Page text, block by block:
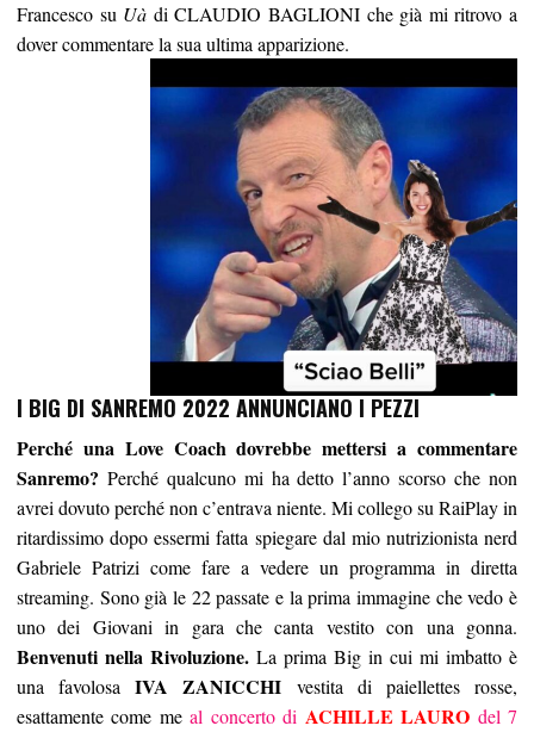
Francesco su Uà di CLAUDIO BAGLIONI che già mi ritrovo a
dover commentare la sua ultima apparizione.
I BIG DI SANREMO 2022 ANNUNCIANO I PEZZI
Perché una Love Coach dovrebbe mettersi a commentare
Sanremo? Perché qualcuno mi ha detto l’anno scorso che non
avrei dovuto perché non c’entrava niente. Mi collego su RaiPlay in
ritardissimo dopo essermi fatta spiegare dal mio nutrizionista nerd
Gabriele Patrizi come fare a vedere un programma in diretta
streaming. Sono già le 22 passate e la prima immagine che vedo è
uno dei Giovani in gara che canta vestito con una gonna.
Benvenuti nella Rivoluzione. La prima Big in cui mi imbatto è
una favolosaIVA ZANICCHI vestita di paiellettes rosse,
esattamente come meal concerto di ACHILLE LAURO del 7